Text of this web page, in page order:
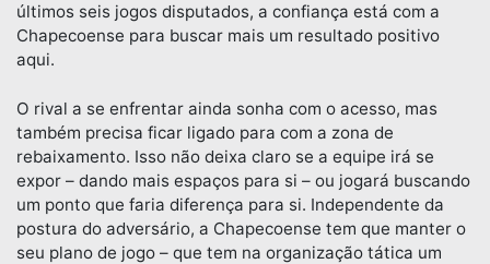
últimos seis jogos disputados, a confiança está com a
Chapecoense para buscar mais um resultado positivo
aqui.
O rival a se enfrentar ainda sonha com o acesso, mas
também precisa ficar ligado para com a zona de
rebaixamento. Isso não deixa claro se a equipe irá se
expor – dando mais espaços para si – ou jogará buscando
um ponto que faria diferença para si. Independente da
postura do adversário, a Chapecoense tem que manter o
seu plano de jogo – que tem na organização tática um